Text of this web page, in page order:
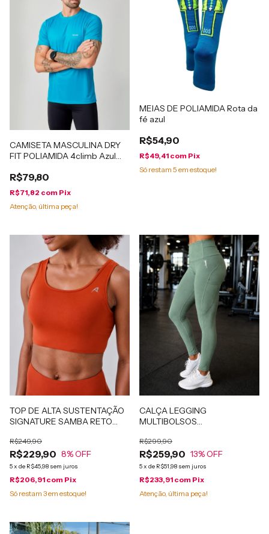
CAMISETA MASCULINA DRY
FIT POLIAMIDA 4climb Azul
R$79,80
R$71,82 com Pix
Atenção, última peça!
MEIAS DE POLIAMIDA Rota da
fé azul
R$54,90
R$49,41 com Pix
Só restam 5 em estoque!
TOP DE ALTA SUSTENTAÇÃO
SIGNATURE SAMBA RETO
R$229,90
R$249,90
8% OFF
5x de R$45,98 sem juros
R$206,91 com Pix
Só restam 3em estoque!
CALÇA LEGGING
MULTIBOLSOS
R$259,90
R$299,90
13% OFF
5x de R$51,98 sem juros
R$233,91 com Pix
Atenção, última peça!